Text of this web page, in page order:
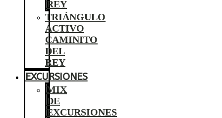
REY
TRIÁNGULO
ACTIVO
CAMINITO
DEL
REY
EXCURSIONES
MIX
DE
EXCURSIONES